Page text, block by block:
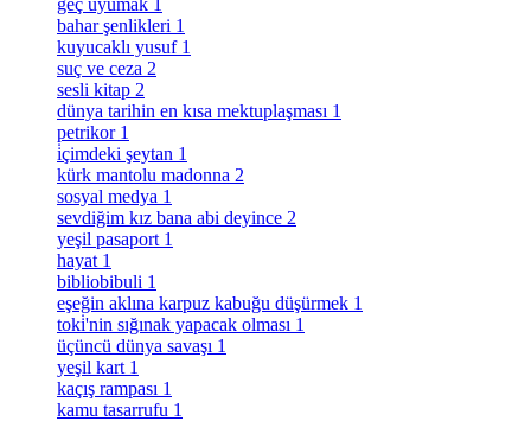
geç uyumak 1
bahar şenlikleri 1
kuyucaklı yusuf 1
suç ve ceza 2
sesli kitap 2
dünya tarihin en kısa mektuplaşması 1
petrikor 1
i̇çimdeki şeytan 1
kürk mantolu madonna 2
sosyal medya 1
sevdiğim kız bana abi deyince 2
yeşil pasaport 1
hayat 1
bibliobibuli 1
eşeğin aklına karpuz kabuğu düşürmek 1
toki̇'nin sığınak yapacak olması 1
üçüncü dünya savaşı 1
yeşil kart 1
kaçış rampası 1
kamu tasarrufu 1